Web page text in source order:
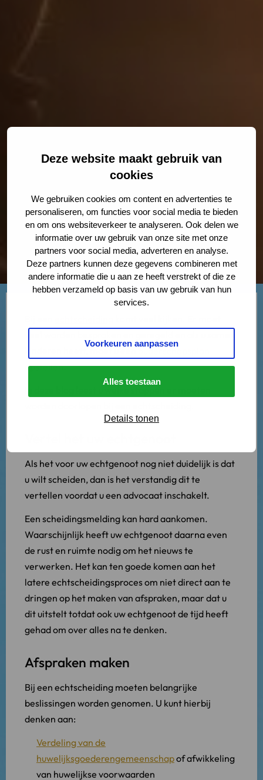
Deze website maakt gebruik van
cookies
We gebruiken cookies om content en advertenties te
personaliseren, om functies voor social media te bieden
en om ons websiteverkeer te analyseren. Ook delen we
informatie over uw gebruik van onze site met onze
partners voor social media, adverteren en analyse.
Deze partners kunnen deze gegevens combineren met
andere informatie die u aan ze heeft verstrekt of die ze
hebben verzameld op basis van uw gebruik van hun
services.
Voorkeuren aanpassen
Alles toestaan
Details tonen
kinderen heeft, moet u eenouderschapsplan
opstellen.
Als het voor uw echtgenoot nog niet duidelijk is dat
u wilt scheiden, dan is het verstandig dit te
vertellen voordat u een advocaat inschakelt.
Een scheidingsmelding kan hard aankomen.
Waarschijnlijk heeft uw echtgenoot daarna even
de rust en ruimte nodig om het nieuws te
verwerken. Het kan ten goede komen aan het
latere echtscheidingsproces om niet direct aan te
dringen op het maken van afspraken, maar dat u
dit uitstelt totdat ook uw echtgenoot de tijd heeft
gehad om over alles na te denken.
Afspraken maken
Bij een echtscheiding moeten belangrijke
beslissingen worden genomen. U kunt hierbij
denken aan:
Verdeling van de
huwelijksgoederengemeenschapof afwikkeling
van huwelijkse voorwaarden